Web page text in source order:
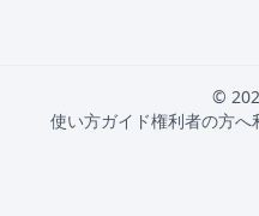
©
使い方ガイド権利者の方へ